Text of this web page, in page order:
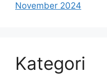
November 2024
Kategori